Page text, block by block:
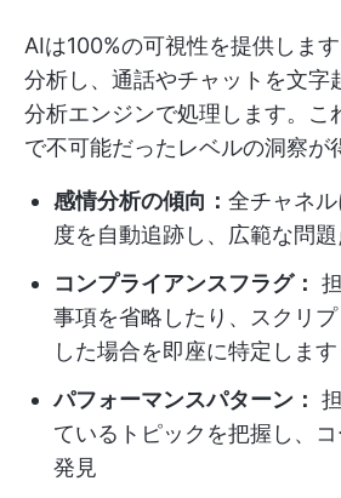
AIは100%の可視性を提供しま
分析し、通話やチャットを文字
分析エンジンで処理します。こ
で不可能だったレベルの洞察が
感情分析の傾向： 全チャネ
度を自動追跡し、広範な問
コンプライアンスフラグ：
事項を省略したり、スクリ
した場合を即座に特定します
パフォーマンスパターン：
ているトピックを把握し、
発見